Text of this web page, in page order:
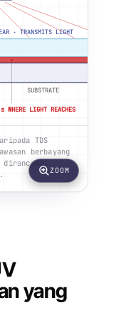
· TRANSMITS LIGHT
SUBSTRATE
LIGHT REACHES
TDS
berbayang
dirancang;
ZOOM
yang